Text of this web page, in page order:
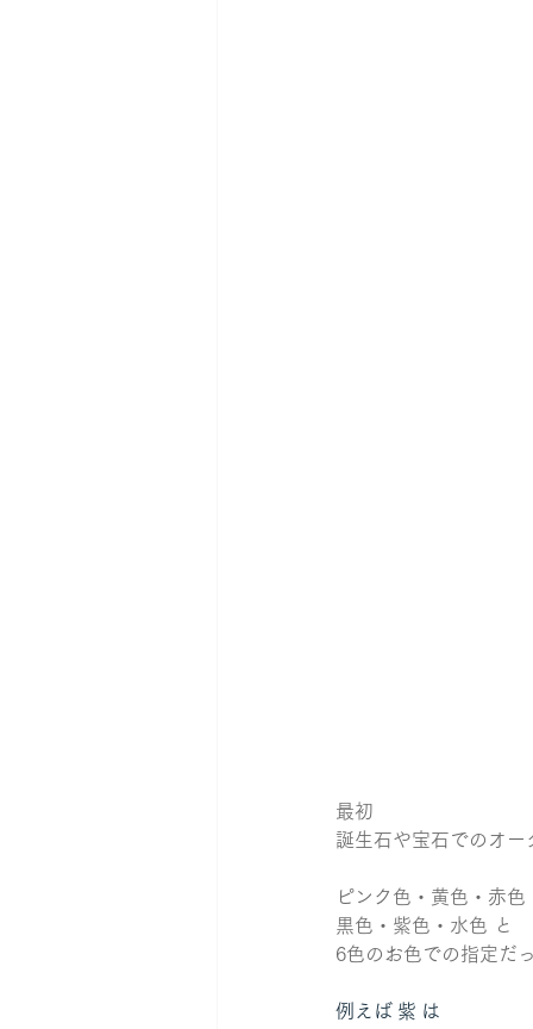
最初
誕生石や宝石でのオー
ピンク色・黄色・赤色
黒色・紫色・水色 と
6色のお色での指定だ
例えば 紫 は